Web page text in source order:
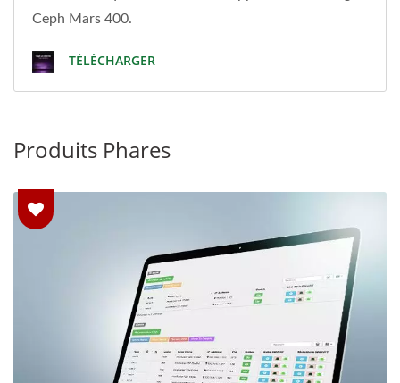
Ceph Mars 400.
TÉLÉCHARGER
Produits Phares